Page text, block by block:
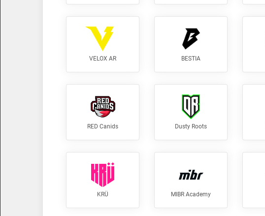
VELOX AR BESTIA
RED Canids Dusty Roots
KRÜ MIBR Academy